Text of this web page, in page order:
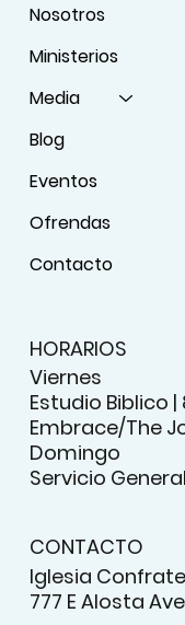
Nosotros
Ministerios
Media
Blog
Eventos
Ofrendas
Contacto
HORARIOS
Viernes
Estudio Biblico
Embrace/The
Domingo
Servicio
CONTACTO
Iglesia
777 E Alosta